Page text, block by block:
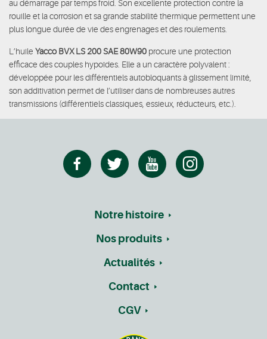
au démarrage par temps froid. Son excellente protection contre la
rouille et la corrosion et sa grande stabilité thermique permettent une
plus longue durée de vie des engrenages et des roulements.
L’huile Yacco BVX LS 200 SAE 80W90 procure une protection
efficace des couples hypoïdes. Elle a un caractère polyvalent :
développée pour les différentiels autobloquants à glissement limité,
son additivation permet de l’utiliser dans de nombreuses autres
transmissions (différentiels classiques, essieux, réducteurs, etc.).
Notre histoire
Nos produits
Actualités
Contact
CGV